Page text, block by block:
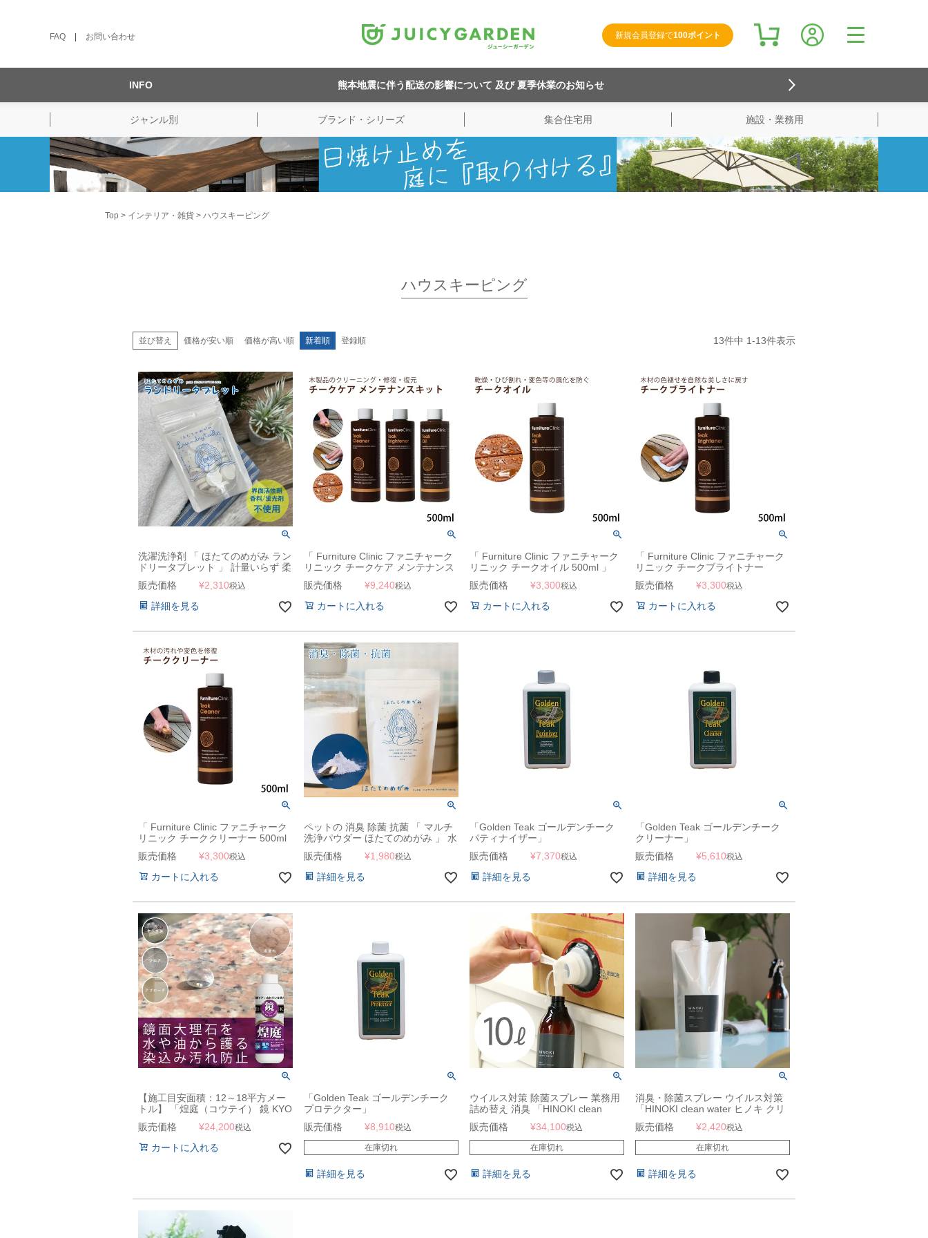
FAQ お問い合わせ 新規会員登録で100ポイント
検索
INFO 熊本地震に伴う配送の影響について 及び 夏季休業のお知らせ
ジャンル別 ブランド・シリーズ 集合住宅用 施設・業務用
Top インテリア・雑貨 ハウスキーピング
ハウスキーピング
並び替え 価格が安い順 価格が高い順 新着順 登録順 13件中 1-13件表示
洗濯洗浄剤 「 ほたてのめがみ ラン
ドリータブレット 」 計量いらず 柔
軟剤なしでもふんわり
販売価格 ¥2,310税込
詳細を見る
「 Furniture Clinic ファニチャーク
リニック チークケア メンテナンス
キット 」 チーク用 薄膜層溶剤 色
調復色剤 保護修復剤
販売価格 ¥9,240税込
カートに入れる
「 Furniture Clinic ファニチャーク
リニック チークオイル 500ml 」
販売価格
¥3,300税込
カートに入れる
「 Furniture Clinic ファニチャーク
リニック チークブライトナー
500ml 」
販売価格 ¥3,300税込
カートに入れる
「 Furniture Clinic ファニチャーク
リニック チーククリーナー 500ml
販売価格 ¥3,300税込
カートに入れる
ペットの 消臭 除菌 抗菌 「 マルチ
洗浄パウダー ほたてのめがみ 」 水
に溶かしてスプレーするだけ 【ス
タッフも使用中！】
販売価格 ¥1,980税込
詳細を見る
「Golden Teak ゴールデンチーク
パティナイザー」
販売価格
¥7,370税込
詳細を見る
「Golden Teak ゴールデンチーク
クリーナー」
販売価格
¥5,610税込
詳細を見る
【施工目安面積：12～18平方メー
トル】 「煌庭（コウテイ） 鏡 KYO
1L 大理石・御影石などの鏡面仕上
げ素材用」
販売価格 ¥24,200税込
カートに入れる
「Golden Teak ゴールデンチーク
プロテクター」
販売価格
¥8,910税込
在庫切れ
詳細を見る
ウイルス対策 除菌スプレー 業務用
詰め替え 消臭 「HINOKI clean
water ヒノキ クリーンウォーター
詰め替え用 10L」
販売価格 ¥34,100税込
在庫切れ
詳細を見る
消臭・除菌スプレー ウイルス対策
「HINOKI clean water ヒノキ クリ
ーンウォーター 詰め替え用リフィ
ル 500ml」
販売価格 ¥2,420税込
在庫切れ
詳細を見る